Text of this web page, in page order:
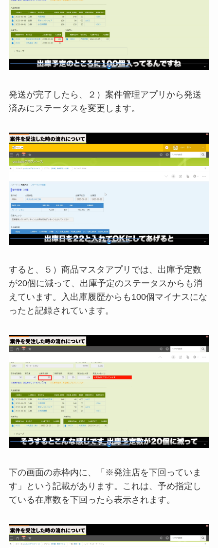
発送が完了したら、２）案件管理アプリから発送
済みにステータスを変更します。
すると、５）商品マスタアプリでは、出庫予定数
が20個に減って、出庫予定のステータスからも消
えています。入出庫履歴からも100個マイナスにな
ったと記録されています。
下の画面の赤枠内に、「※発注店を下回っていま
す」という記載があります。これは、予め指定し
ている在庫数を下回ったら表示されます。